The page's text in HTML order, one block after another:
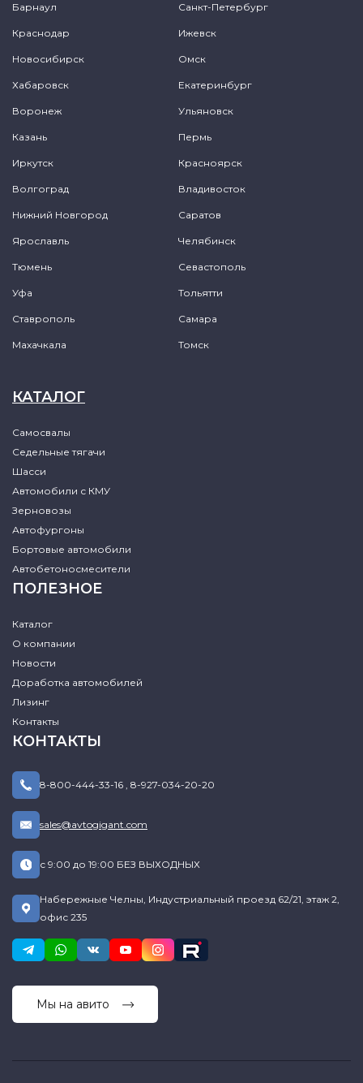
Барнаул Санкт-Петербург
Краснодар Ижевск
Новосибирск Омск
Хабаровск Екатеринбург
Воронеж Ульяновск
Казань Пермь
Иркутск Красноярск
Волгоград Владивосток
Нижний Новгород Саратов
Ярославль Челябинск
Тюмень Севастополь
Уфа Тольятти
Ставрополь Самара
Махачкала Томск
КАТАЛОГ
Самосвалы
Седельные тягачи
Шасси
Автомобили с КМУ
Зерновозы
Автофургоны
Бортовые автомобили
Автобетоносмесители
ПОЛЕЗНОЕ
Каталог
О компании
Новости
Доработка автомобилей
Лизинг
Контакты
КОНТАКТЫ
8-800-444-33-16 , 8-927-034-20-20
sales@avtogigant.com
с 9:00 до 19:00 БЕЗ ВЫХОДНЫХ
Набережные Челны, Индустриальный проезд 62/21, этаж 2,
офис 235
Мы на авито